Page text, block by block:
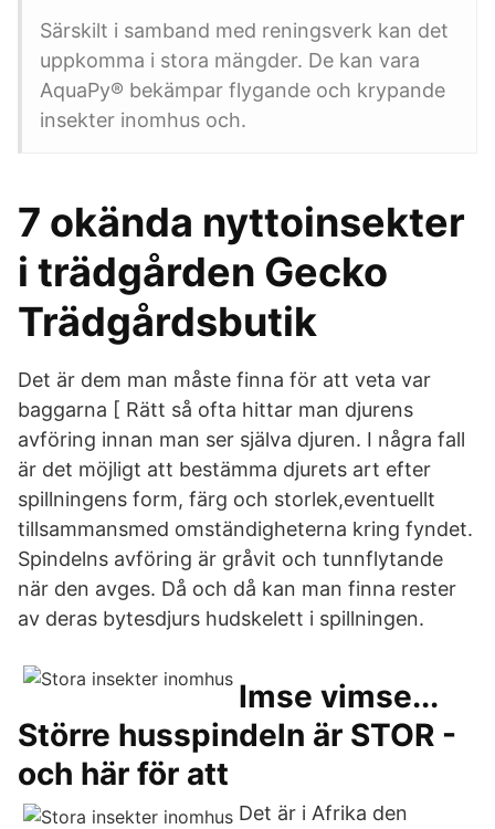
Särskilt i samband med reningsverk kan det
uppkomma i stora mängder. De kan vara
AquaPy® bekämpar flygande och krypande
insekter inomhus och.
7 okända nyttoinsekter
i trädgården Gecko
Trädgårdsbutik
Det är dem man måste finna för att veta var
baggarna [ Rätt så ofta hittar man djurens
avföring innan man ser själva djuren. I några fall
är det möjligt att bestämma djurets art efter
spillningens form, färg och storlek,eventuellt
tillsammansmed omständigheterna kring fyndet.
Spindelns avföring är gråvit och tunnflytande
när den avges. Då och då kan man finna rester
av deras bytesdjurs hudskelett i spillningen.
Imse vimse...
Större husspindeln är STOR -
och här för att
Det är i Afrika den